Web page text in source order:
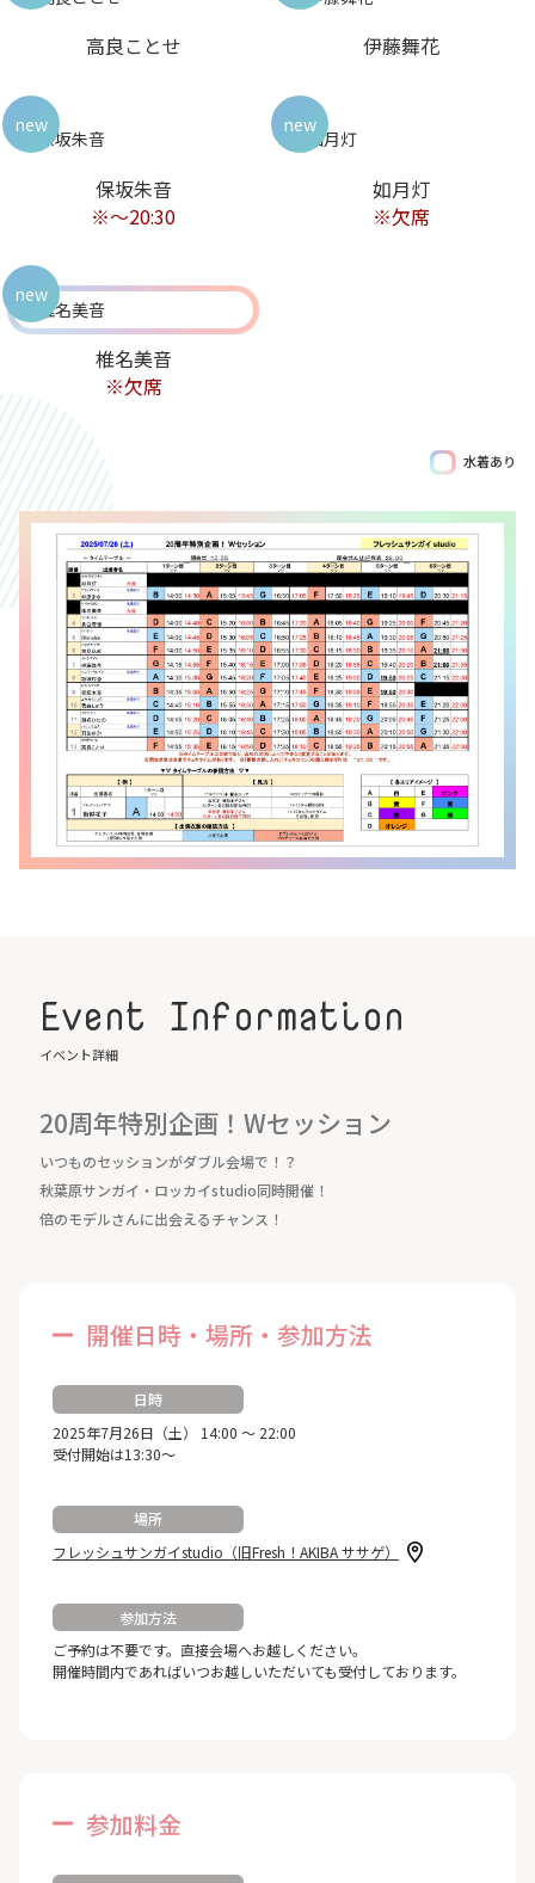
高良ことせ 伊藤舞花
保坂朱音
※～20:30
new
如月灯
※欠席
new
椎名美音
※欠席
new
水着あり
Event Information
イベント詳細
20周年特別企画！Wセッション
いつものセッションがダブル会場で！？
秋葉原サンガイ・ロッカイstudio同時開催！
倍のモデルさんに出会えるチャンス！
開催日時・場所・参加方法
日時
2025年7月26日（土） 14:00 ～ 22:00
受付開始は13:30～
場所
フレッシュサンガイstudio（旧Fresh！AKIBA ササゲ）
参加方法
ご予約は不要です。直接会場へお越しください。
開催時間内であればいつお越しいただいても受付しております。
参加料金